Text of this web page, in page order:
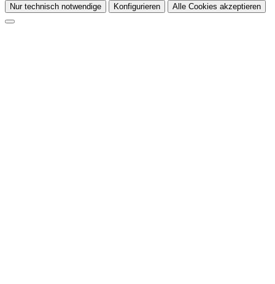
Nur technisch notwendige Konfigurieren Alle Cookies akzeptieren